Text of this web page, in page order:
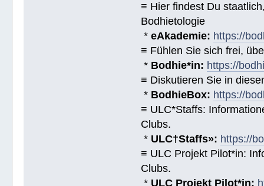
≡ Hier findest Du
Bodhietologie
*eAkademie: https://
≡ Fühlen Sie sich frei,
* Bodhie*in: https://
≡ Diskutieren Sie in
* BodhieBox: https://
≡ ULC*Staffs:
Clubs.
* ULC†Staffs»: https://
≡ ULC Projekt Pilot*in:
Clubs.
* ULC Projekt Pilot*in: